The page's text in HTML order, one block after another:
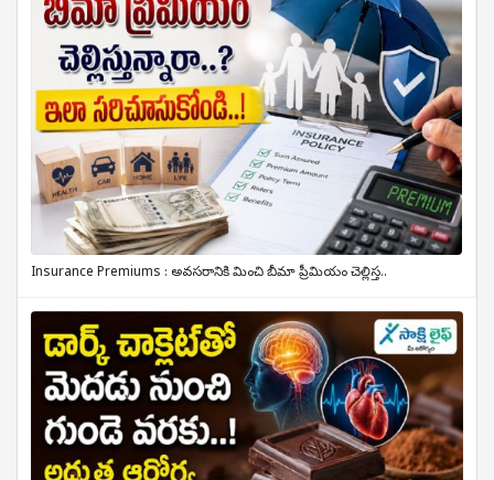
Insurance Premiums : అవసరానికి మించి బీమా ప్రీమియం చెల్లిస్త..